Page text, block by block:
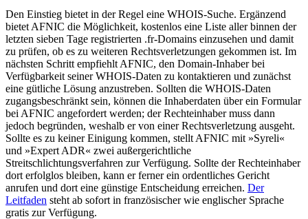
Den Einstieg bietet in der Regel eine WHOIS-Suche. Ergänzend
bietet AFNIC die Möglichkeit, kostenlos eine Liste aller binnen der
letzten sieben Tage registrierten .fr-Domains einzusehen und damit
zu prüfen, ob es zu weiteren Rechtsverletzungen gekommen ist. Im
nächsten Schritt empfiehlt AFNIC, den Domain-Inhaber bei
Verfügbarkeit seiner WHOIS-Daten zu kontaktieren und zunächst
eine gütliche Lösung anzustreben. Sollten die WHOIS-Daten
zugangsbeschränkt sein, können die Inhaberdaten über ein Formular
bei AFNIC angefordert werden; der Rechteinhaber muss dann
jedoch begründen, weshalb er von einer Rechtsverletzung ausgeht.
Sollte es zu keiner Einigung kommen, stellt AFNIC mit »Syreli«
und »Expert ADR« zwei außergerichtliche
Streitschlichtungsverfahren zur Verfügung. Sollte der Rechteinhaber
dort erfolglos bleiben, kann er ferner ein ordentliches Gericht
anrufen und dort eine günstige Entscheidung erreichen. Der
Leitfaden steht ab sofort in französischer wie englischer Sprache
gratis zur Verfügung.